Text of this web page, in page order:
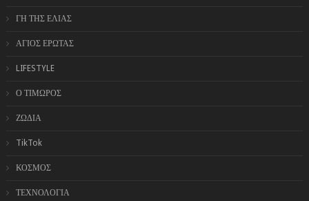
ΓΗ ΤΗΣ ΕΛΙΑΣ
ΑΓΙΟΣ ΕΡΩΤΑΣ
LIFESTYLE
Ο ΤΙΜΩΡΟΣ
ΖΩΔΙΑ
TikTok
ΚΟΣΜΟΣ
ΤΕΧΝΟΛΟΓΙΑ